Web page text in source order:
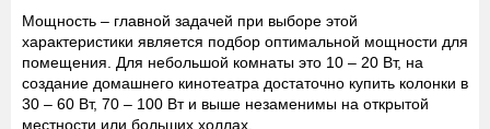
Мощность – главной задачей при выборе этой
характеристики является подбор оптимальной мощности для
помещения. Для небольшой комнаты это 10 – 20 Вт, на
создание домашнего кинотеатра достаточно купить колонки в
30 – 60 Вт, 70 – 100 Вт и выше незаменимы на открытой
местности или больших холлах.